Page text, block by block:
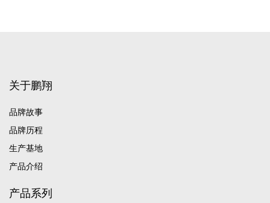
关于鹏翔
品牌故事
品牌历程
生产基地
产品介绍
产品系列